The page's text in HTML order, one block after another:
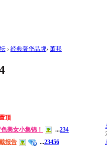
› 经典奢华品牌› 萧邦
顶
美女小集锦！
...234
报告
...23456